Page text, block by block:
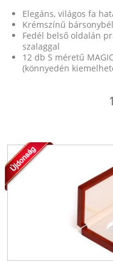
Elegáns, világos fa
Krémszínű
Fedél belső oldalán
szalaggal
12 db S méretű
(könnyedén